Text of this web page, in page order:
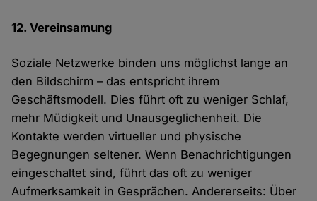
12. Vereinsamung
Soziale Netzwerke binden uns möglichst lange an
den Bildschirm – das entspricht ihrem
Geschäftsmodell. Dies führt oft zu weniger Schlaf,
mehr Müdigkeit und Unausgeglichenheit. Die
Kontakte werden virtueller und physische
Begegnungen seltener. Wenn Benachrichtigungen
eingeschaltet sind, führt das oft zu weniger
Aufmerksamkeit in Gesprächen. Andererseits: Über